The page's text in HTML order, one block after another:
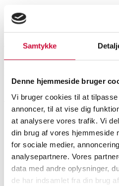
Samtykke
Denne hjemmeside bruger
Vi bruger cookies til at
annoncer, til at vise dig
at analysere vores trafik. Vi
din brug af vores hjemmeside
for sociale medier,
analysepartnere. Vores
data med andre oplysninger,
de har indsamlet fra din brug
Figurer
SHOWROOM
Aalborg DKK
J. P. Dahl-Jensen. Jens Jacob Bregnø.
nr. 1198 1. sort., H. 19 cm.
Denne vare er en del af følgende
Porcelænsfigurer